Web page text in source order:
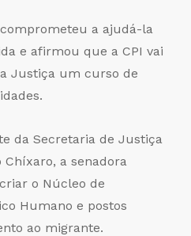
comprometeu a ajudá-la
e afirmou que a CPI vai
Justiça um curso de
da Secretaria de Justiça
a senadora
o Núcleo de
Humano e postos
ao migrante.